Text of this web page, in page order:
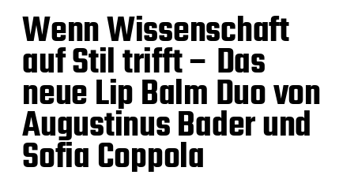
Wenn Wissenschaft
auf Stil trifft – Das
neue Lip Balm Duo von
Augustinus Bader und
Sofia Coppola